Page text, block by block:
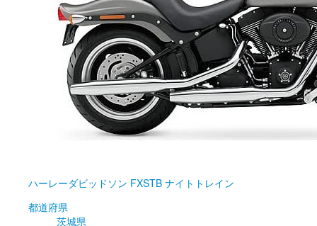
ハーレーダビッドソン FXSTB ナイトトレイン
都道府県
茨城県